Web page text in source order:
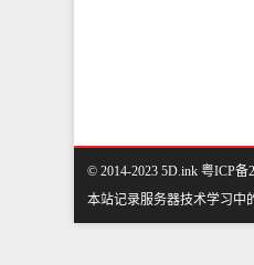
© 2014-2023 5D.ink 粤ICP备
本站记录服务器技术学习中